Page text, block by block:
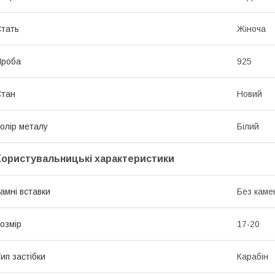
Жіноча
925
Новий
металу Білий
характеристики
вставки Без
17-20
застібки Карабін